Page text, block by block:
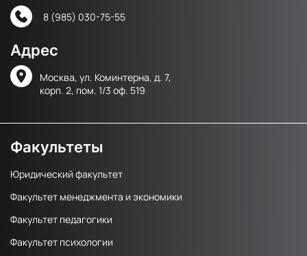
8 (985) 030-75-55
Адрес
Москва, ул. Коминтерна, д. 7,
корп. 2, пом. 1/3 оф. 519
Факультеты
Юридический факультет
Факультет менеджмента и экономики
Факультет педагогики
Факультет психологии